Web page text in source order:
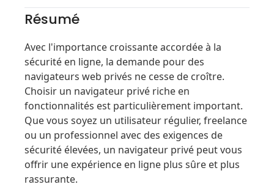
Résumé
Avec l'importance croissante accordée à la
sécurité en ligne, la demande pour des
navigateurs web privés ne cesse de croître.
Choisir un navigateur privé riche en
fonctionnalités est particulièrement important.
Que vous soyez un utilisateur régulier, freelance
ou un professionnel avec des exigences de
sécurité élevées, un navigateur privé peut vous
offrir une expérience en ligne plus sûre et plus
rassurante.